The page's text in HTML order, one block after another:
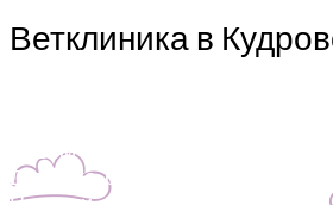
Ветклиника в
Новый Оккервиль, ул.
Дыбенко, ближайшие районы